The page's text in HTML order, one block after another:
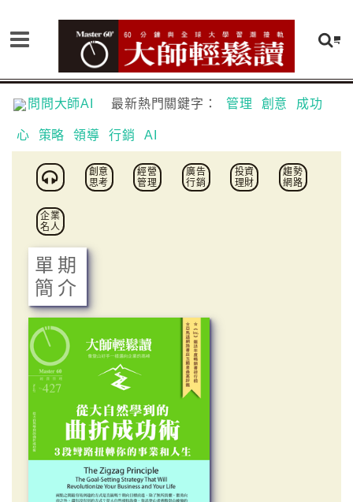
問問大師AI 最新熱門關鍵字： 管理 創意 成功
心 策略 領導 行銷 AI
創意
思考
經營
管理
廣告
行銷
投資
理財
趨勢
網路
企業
名人
單期
簡介